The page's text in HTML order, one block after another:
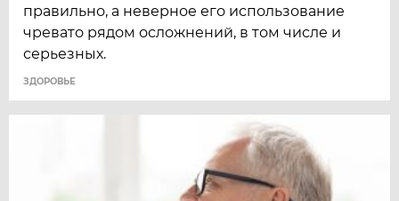
правильно, а неверное его использование
чревато рядом осложнений, в том числе и
серьезных.
ЗДОРОВЬЕ